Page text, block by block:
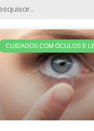
CUIDADOS COM ÓCULOS E